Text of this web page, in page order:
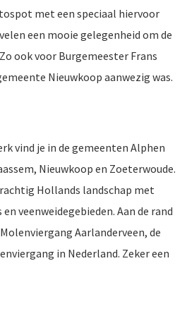
met een speciaal hiervoor
een mooie gelegenheid om de
ook voor Burgemeester Frans
Nieuwkoop aanwezig was.
vind je in de gemeenten Alphen
Nieuwkoop en Zoeterwoude.
Hollands landschap met
veenweidegebieden. Aan de rand
Aarlanderveen, de
in Nederland. Zeker een